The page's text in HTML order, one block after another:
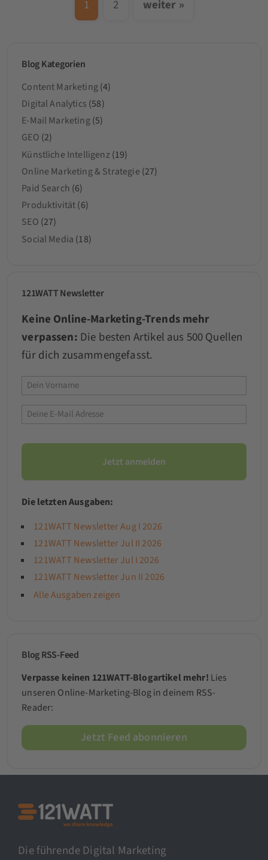
1 2 weiter »
Blog Kategorien
Content Marketing(4)
Digital Analytics (58)
E-Mail Marketing(5)
GEO (2)
Künstliche Intelligenz(19)
Online Marketing & Strategie (27)
Paid Search (6)
Produktivität(6)
SEO (27)
Social Media (18)
121WATT Newsletter
Keine Online-Marketing-Trends mehr
verpassen: Die besten Artikel aus 500 Quellen
für dich zusammengefasst.
Die letzten Ausgaben:
121WATT Newsletter Aug I 2026
121WATT Newsletter Jul II 2026
121WATT Newsletter Jul I 2026
121WATT Newsletter Jun II 2026
Alle Ausgaben zeigen
Blog RSS-Feed
Verpasse keinen 121WATT-Blogartikel mehr! Lies
unseren Online-Marketing-Blog in deinem RSS-
Reader:
Jetzt Feed abonnieren
Die führende Digital Marketing